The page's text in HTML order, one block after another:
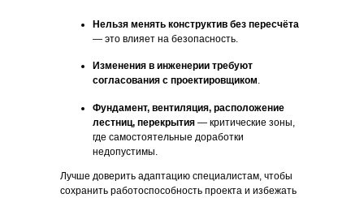
Нельзя менять конструктив без пересчёта
— это влияет на безопасность.
Изменения в инженерии требуют
согласования с проектировщиком.
Фундамент, вентиляция, расположение
лестниц, перекрытия — критические зоны,
где самостоятельные доработки
недопустимы.
Лучше доверить адаптацию специалистам, чтобы
сохранить работоспособность проекта и избежать
Заказать
ОБРАТНЫЙ ЗВОНОК
О компании
Кредиты и субсидии
Контакты
Калькулятор
Строительство по 95
Монолитные работы